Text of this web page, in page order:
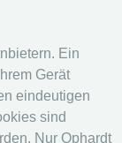
Ein
Gerät
eindeutigen
sind
Nur Ophardt